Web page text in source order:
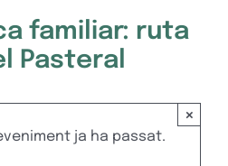
familiar: ruta
Pasteral
ja ha passat.
×